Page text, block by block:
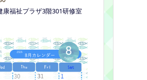
康福祉プラザ3階301研修室